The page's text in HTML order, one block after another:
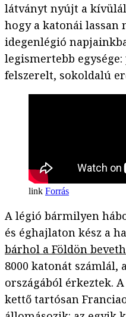
látványt nyújt a
hogy a katonái lassan
idegenlégió
legismertebb
felszerelt, sokoldalú
Forrás
A légió bármilyen
és éghajlaton kész a
bárhol a Földön
8000 katonát számlál,
országából érkeztek.
kettő tartósan